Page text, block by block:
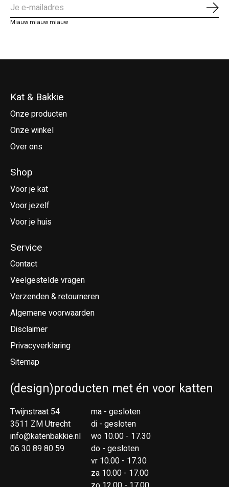
Miauw miauw miauw
Kat & Bakkie
Onze producten
Onze winkel
Over ons
Shop
Voor je kat
Voor jezelf
Voor je huis
Service
Contact
Veelgestelde vragen
Verzenden & retourneren
Algemene voorwaarden
Disclaimer
Privacyverklaring
Sitemap
(design)producten met én voor katten
Twijnstraat 54
3511 ZM Utrecht
info@katenbakkie.nl
06 30 89 80 59
ma - gesloten
di - gesloten
wo 10.00 - 17.30
do - gesloten
vr 10.00 - 17.30
za 10.00 - 17.00